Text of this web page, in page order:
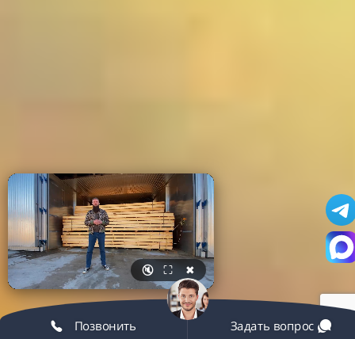
🔇 ⛶ ✖
Позвонить Задать вопрос